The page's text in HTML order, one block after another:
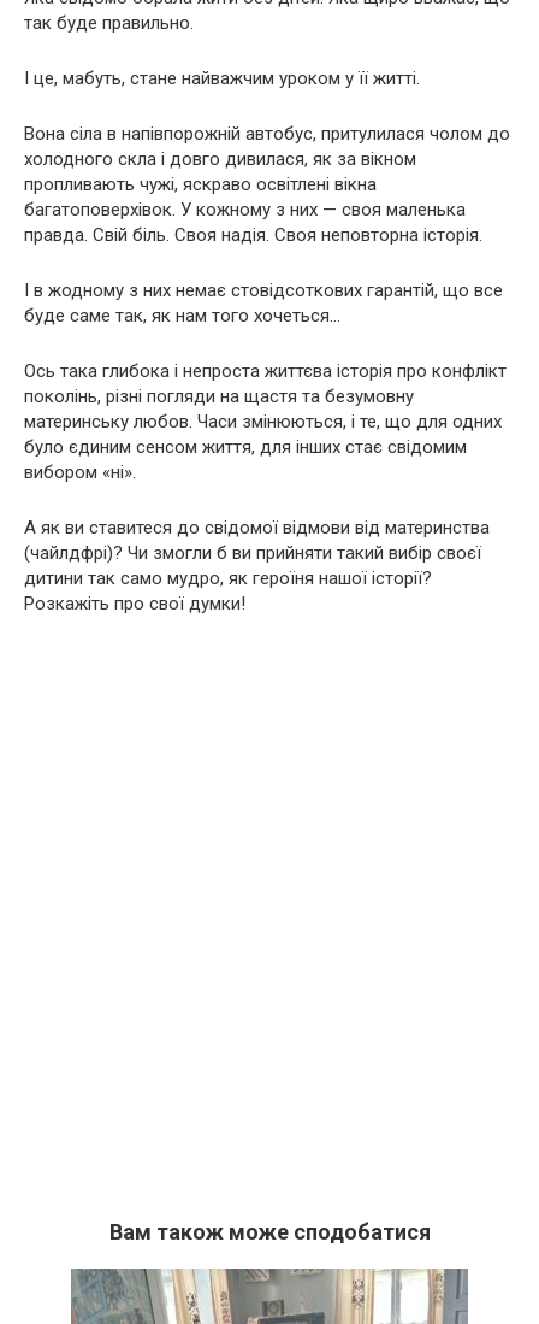
так буде правильно.
І це, мабуть, стане найважчим уроком у її житті.
Вона сіла в напівпорожній автобус, притулилася чолом до
холодного скла і довго дивилася, як за вікном
пропливають чужі, яскраво освітлені вікна
багатоповерхівок. У кожному з них — своя маленька
правда. Свій біль. Своя надія. Своя неповторна історія.
І в жодному з них немає стовідсоткових гарантій, що все
буде саме так, як нам того хочеться…
Ось така глибока і непроста життєва історія про конфлікт
поколінь, різні погляди на щастя та безумовну
материнську любов. Часи змінюються, і те, що для одних
було єдиним сенсом життя, для інших стає свідомим
вибором «ні».
А як ви ставитеся до свідомої відмови від материнства
(чайлдфрі)? Чи змогли б ви прийняти такий вибір своєї
дитини так само мудро, як героїня нашої історії?
Розкажіть про свої думки!
Вам також може сподобатися